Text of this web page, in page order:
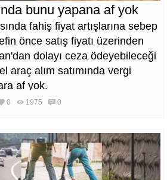
bunu yapana af yok
fahiş fiyat artışlarına sebep
önce satış fiyatı üzerinden
dolayı ceza ödeyebileceği
araç alım satımında vergi
af yok.
0 1975 0